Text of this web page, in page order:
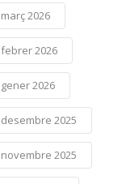
març 2026
febrer 2026
gener 2026
desembre 2025
novembre 2025